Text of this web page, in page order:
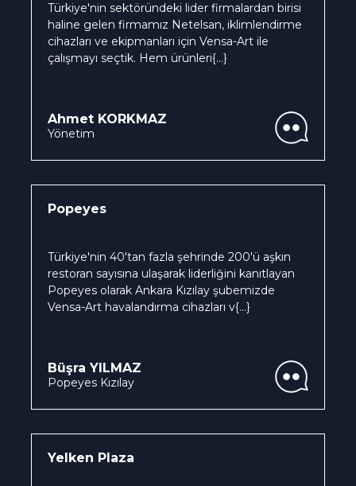
Türkiye'nin sektöründeki lider firmalardan birisi
haline gelen firmamız Netelsan, iklimlendirme
cihazları ve ekipmanları için Vensa-Art ile
çalışmayı seçtik. Hem ürünleri{...}
Ahmet KORKMAZ
Yönetim
Popeyes
Türkiye'nin 40'tan fazla şehrinde 200'ü aşkın
restoran sayısına ulaşarak liderliğini kanıtlayan
Popeyes olarak Ankara Kızılay şubemizde
Vensa-Art havalandırma cihazları v{...}
Büşra YILMAZ
Popeyes Kızılay
Yelken Plaza